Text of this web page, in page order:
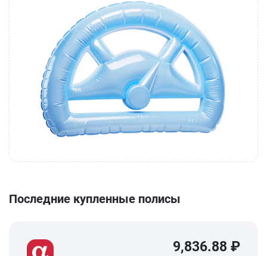
Последние купленные полисы
9,836.88 ₽